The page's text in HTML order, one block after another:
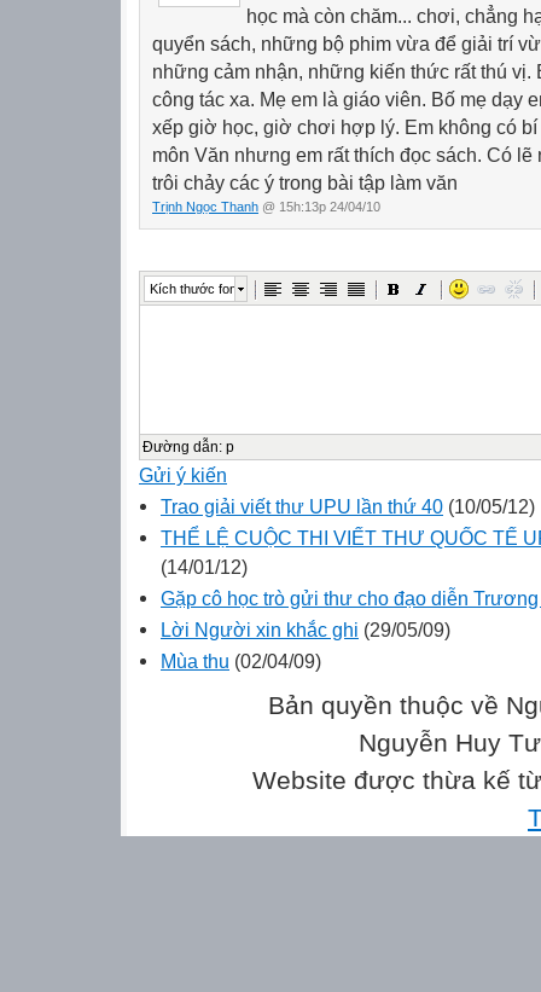
học mà còn chăm... chơi, chẳng
quyển sách, những bộ phim vừa để giải trí
những cảm nhận, những kiến thức rất thú vị.
công tác xa. Mẹ em là giáo viên. Bố mẹ dạy
xếp giờ học, giờ chơi hợp lý. Em không có
môn Văn nhưng em rất thích đọc sách. Có
trôi chảy các ý trong bài tập làm văn
Trịnh Ngọc Thanh @ 15h:13p 24/04/10
Kích thước font
Đường dẫn: p
Gửi ý kiến
Trao giải viết thư UPU lần thứ 40 (10/05/12)
THỂ LỆ CUỘC THI VIẾT THƯ QUỐC TẾ
(14/01/12)
Gặp cô học trò gửi thư cho đạo diễn
Lời Người xin khắc ghi (29/05/09)
Mùa thu (02/04/09)
Bản quyền thuộc về
Nguyễn Huy
Website được thừa kế